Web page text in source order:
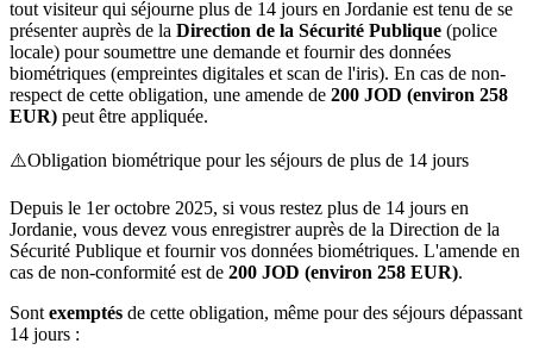
tout visiteur qui séjourne plus de 14 jours en Jordanie est tenu de se
présenter auprès de la Direction de la Sécurité Publique (police
locale) pour soumettre une demande et fournir des données
biométriques (empreintes digitales et scan de l'iris). En cas de non-
respect de cette obligation, une amende de 200 JOD (environ 258
EUR) peut être appliquée.
⚠️Obligation biométrique pour les séjours de plus de 14 jours
Depuis le 1er octobre 2025, si vous restez plus de 14 jours en
Jordanie, vous devez vous enregistrer auprès de la Direction de la
Sécurité Publique et fournir vos données biométriques. L'amende en
cas de non-conformité est de 200 JOD (environ 258 EUR).
Sont exemptés de cette obligation, même pour des séjours dépassant
14 jours :